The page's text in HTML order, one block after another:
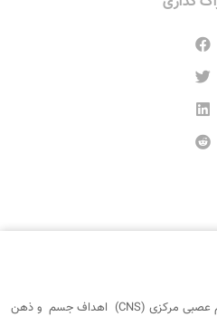
عملکرد مغز به عنوان بخشی از سیستم عصبی مرکزی (CNS) اهداف جسم و ذهن